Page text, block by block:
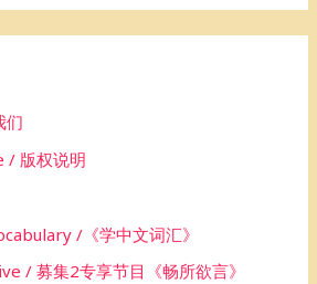
们
版权说明
/《学中文词汇》
/ 募集2专享节目《畅所欲言》